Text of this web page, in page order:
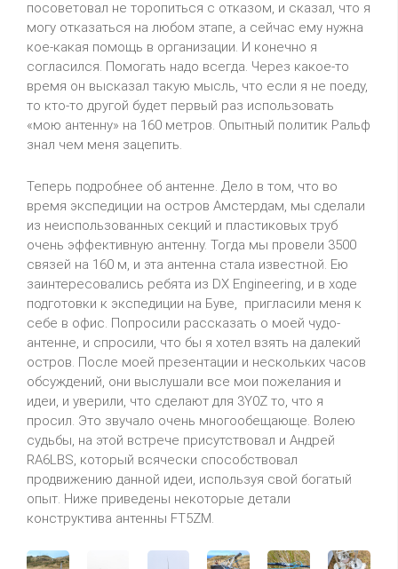
посоветовал не торопиться с отказом, и сказал, что я
могу отказаться на любом этапе, а сейчас ему нужна
кое-какая помощь в организации. И конечно я
согласился. Помогать надо всегда. Через какое-то
время он высказал такую мысль, что если я не поеду,
то кто-то другой будет первый раз использовать
«мою антенну» на 160 метров. Опытный политик Ральф
знал чем меня зацепить.
Теперь подробнее об антенне. Дело в том, что во
время экспедиции на остров Амстердам, мы сделали
из неиспользованных секций и пластиковых труб
очень эффективную антенну. Тогда мы провели 3500
связей на 160 м, и эта антенна стала известной. Ею
заинтересовались ребята из DX Engineering, и в ходе
подготовки к экспедиции на Буве, пригласили меня к
себе в офис. Попросили рассказать о моей чудо-
антенне, и спросили, что бы я хотел взять на далекий
остров. После моей презентации и нескольких часов
обсуждений, они выслушали все мои пожелания и
идеи, и уверили, что сделают для 3Y0Z то, что я
просил. Это звучало очень многообещающе. Волею
судьбы, на этой встрече присутствовал и Андрей
RA6LBS, который всячески способствовал
продвижению данной идеи, используя свой богатый
опыт. Ниже приведены некоторые детали
конструктива антенны FT5ZM.